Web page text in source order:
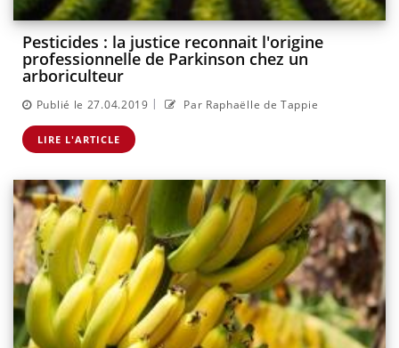
Pesticides : la justice reconnait l'origine
professionnelle de Parkinson chez un
arboriculteur
Publié le 27.04.2019 | Par Raphaëlle de Tappie
LIRE L'ARTICLE